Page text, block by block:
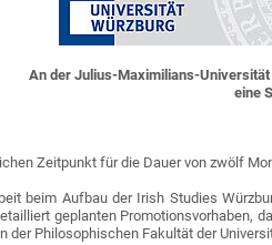
An der Julius-Maximilians-Universität
eine
Zeitpunkt für die Dauer von zwölf
beim Aufbau der Irish Studies
geplanten Promotionsvorhaben,
der Philosophischen Fakultät der